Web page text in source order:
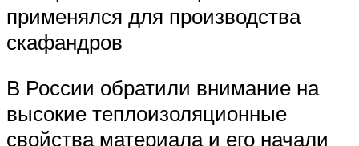
применялся для производства
скафандров
В России обратили внимание на
высокие теплоизоляционные
свойства материала и его начали